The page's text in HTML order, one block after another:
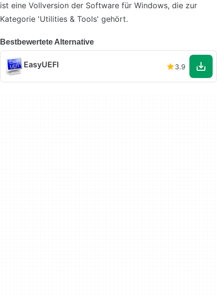
ist eine Vollversion der Software für Windows, die zur
Kategorie 'Utilities & Tools' gehört.
Bestbewertete Alternative
EasyUEFI 3.9